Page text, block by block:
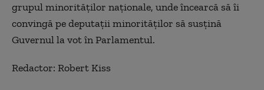
grupul minorităților naționale, unde încearcă să îi
convingă pe deputații minorităților să susțină
Guvernul la vot în Parlamentul.
Redactor: Robert Kiss